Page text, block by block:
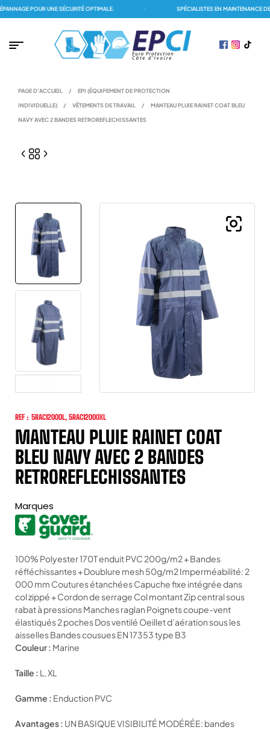
POUR UNE SÉCURITÉ OPTIMALE. SPÉCIALISTES EN MAINTENANCE DES
PAGE D'ACCUEIL / EPI (ÉQUIPEMENT DE PROTECTION
INDIVIDUELLE) / VÊTEMENTS DE TRAVAIL / MANTEAU PLUIE RAINET COAT BLEU
NAVY AVEC 2 BANDES RETROREFLECHISSANTES
REF : 5RAC12000L, 5RAC12000XL
MANTEAU PLUIE RAINET COAT
BLEU NAVY AVEC 2 BANDES
RETROREFLECHISSANTES
Marques
100% Polyester 170T enduit PVC 200g/m2 + Bandes
réfléchissantes + Doublure mesh 50g/m2 Imperméabilité: 2
000 mm Coutures étanchées Capuche fixe intégrée dans
col zippé + Cordon de serrage Col montant Zip central sous
rabat à pressions Manches raglan Poignets coupe-vent
élastiqués 2 poches Dos ventilé Oeillet d’aération sous les
aisselles Bandes cousues EN 17353 type B3
Couleur : Marine
Taille : L, XL
Gamme : Enduction PVC
Avantages : UN BASIQUE VISIBILITÉ MODÉRÉE: bandes